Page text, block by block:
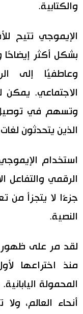
والكتابية.
الإيموجي تتيح
بشكل أكثر
وعاطفيًا إلى
الاجتماعي. يمكن
وتسهم في توصيل
الذين يتحدثون
استخدام
الرقمي والتفاعل
جزءًا لا يتجزأ من
النصية.
منذ اختراعها
المحمولة
أنحاء العالم،